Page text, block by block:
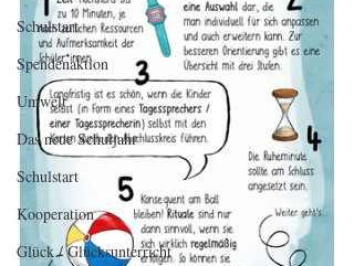
Schulstart
Spendenaktion
Umwelt
Das neue Schuljahr
Schulstart
Kooperation
Glück / Glücksunterricht